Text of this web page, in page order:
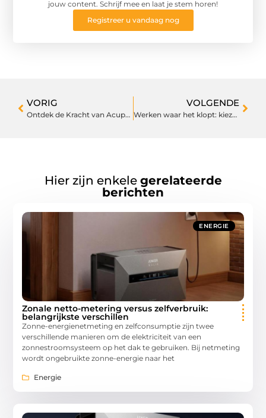
jouw content. Schrijf mee en laat je stem horen!
Registreer u vandaag nog
VORIG
Ontdek de Kracht van Acupuncturist in Zeist voor Gezondheid en Welzijn
VOLGENDE
Werken waar het klopt: kiezen tussen Utrecht en Hoofddorp
Hier zijn enkele gerelateerde
berichten
ENERGIE
Zonale netto-metering versus zelfverbruik:
belangrijkste verschillen
Zonne-energienetmeting en zelfconsumptie zijn twee
verschillende manieren om de elektriciteit van een
zonnestroomsysteem op het dak te gebruiken. Bij netmeting
wordt ongebruikte zonne-energie naar het
Energie